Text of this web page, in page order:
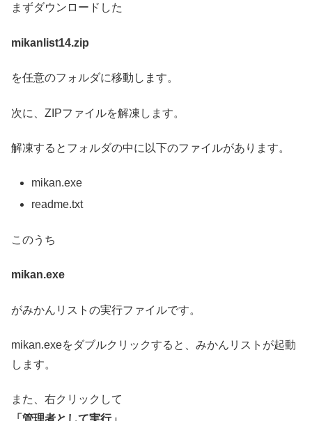
まずダウンロードした
mikanlist14.zip
を任意のフォルダに移動します。
次に、ZIPファイルを解凍します。
解凍するとフォルダの中に以下のファイルがあります。
mikan.exe
readme.txt
このうち
mikan.exe
がみかんリストの実行ファイルです。
mikan.exeをダブルクリックすると、みかんリストが起動
します。
また、右クリックして